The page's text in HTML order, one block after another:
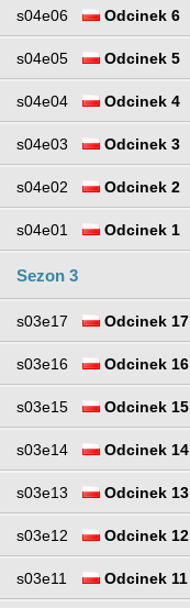
s04e06 Odcinek 6
s04e05 Odcinek 5
s04e04 Odcinek 4
s04e03 Odcinek 3
s04e02 Odcinek 2
s04e01 Odcinek 1
Sezon 3
s03e17 Odcinek 17
s03e16 Odcinek 16
s03e15 Odcinek 15
s03e14 Odcinek 14
s03e13 Odcinek 13
s03e12 Odcinek 12
s03e11 Odcinek 11